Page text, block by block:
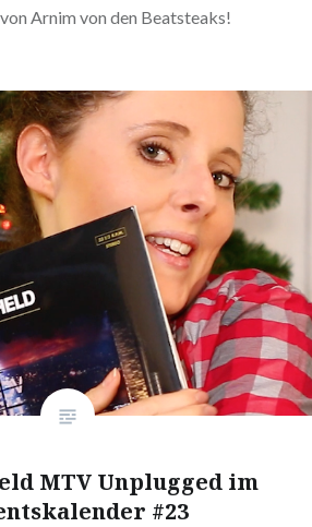
Arnim von den Beatsteaks!
MTV Unplugged im
#23